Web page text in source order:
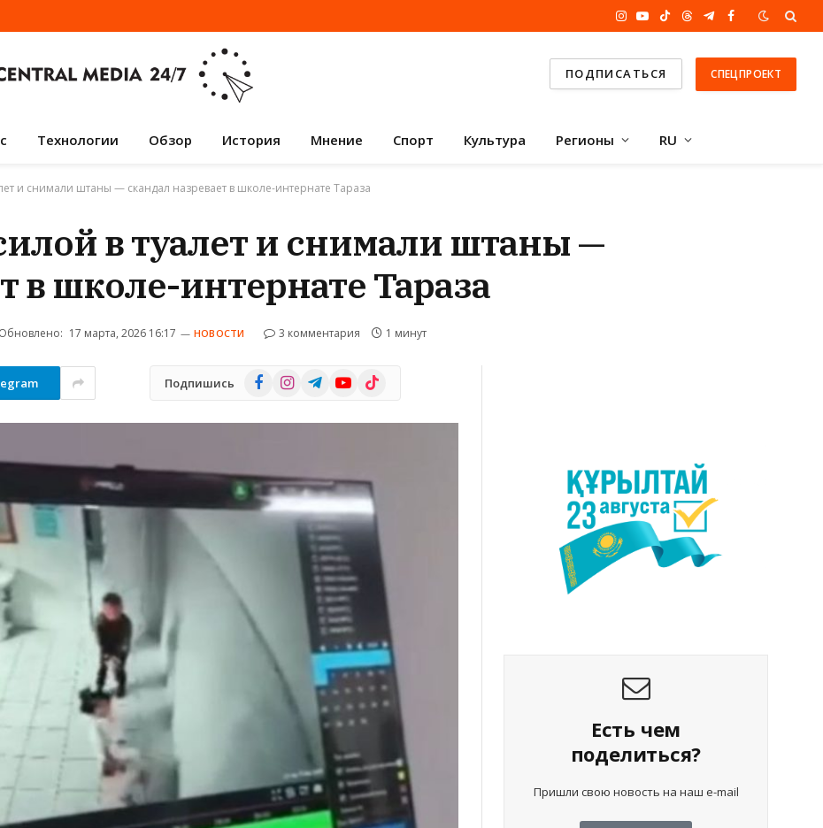
Instagram
YouTube
TikTokThreadsTelegram
Facebook
ПОДПИСАТЬСЯ СПЕЦПРОЕКТ
Технологии Обзор История Мнение Спорт Культура Регионы RU
и снимали штаны — скандал назревает в школе-интернате Тараза
в туалет и снимали штаны —
в школе-интернате Тараза
Обновлено: 17 марта, 2026 16:17 НОВОСТИ 3 комментария 1 минут
Подпишись FacebookInstagramTelegramYouTube
TikTok
Есть чем
поделиться?
Пришли свою новость на наш e-mail